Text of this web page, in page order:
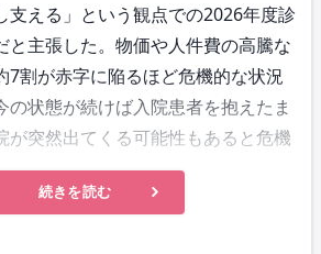
支える」という観点での2026年度診
と主張した。物価や人件費の高騰な
7割が赤字に陥るほど危機的な状況
の状態が続けば入院患者を抱えたま
が突然出てくる可能性もあると危機
続きを読む